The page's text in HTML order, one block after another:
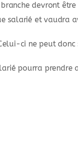
devront
salarié et vaudra
ci ne peut
pourra prendre